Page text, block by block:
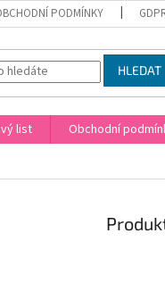
PODMÍNKY
HLEDAT
list Obchodní